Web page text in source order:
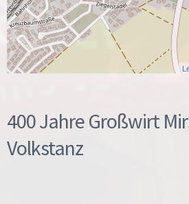
400 Jahre Großwirt
Volkstanz